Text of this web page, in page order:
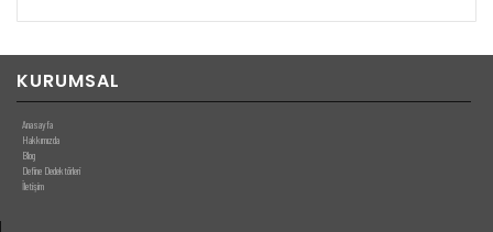
KURUMSAL
Anasayfa
Hakkımızda
Blog
Define Dedektörleri
İletişim